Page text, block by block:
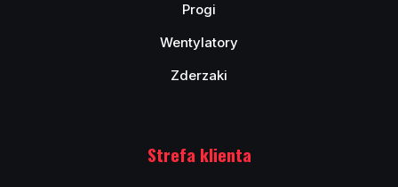
Progi
Wentylatory
Zderzaki
Strefa klienta